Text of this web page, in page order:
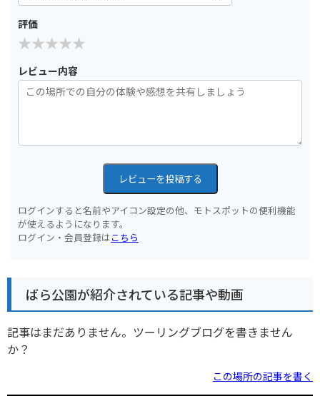
評価
レビュー内容
レビューを投稿する
ログインすると名前やアイコン設定の他、モトスポットの便利機能
が使えるようになります。
ログイン・会員登録はこちら
ばら公園が紹介されている記事や動画
記事はまだありません。ツーリングブログを書きません
か？
この場所の記事を書く